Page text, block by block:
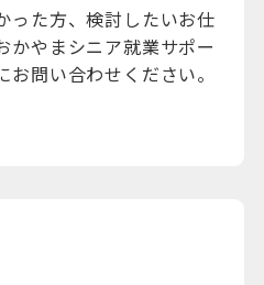
った方、検討したいお仕
かやまシニア就業サポー
問い合わせください。